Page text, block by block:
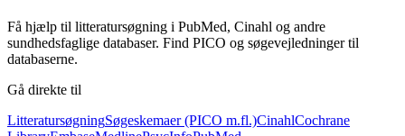
Få hjælp til litteratursøgning i PubMed, Cinahl og andre
sundhedsfaglige databaser. Find PICO og søgevejledninger til
databaserne.
Gå direkte til
LitteratursøgningSøgeskemaer (PICO m.fl.)CinahlCochrane